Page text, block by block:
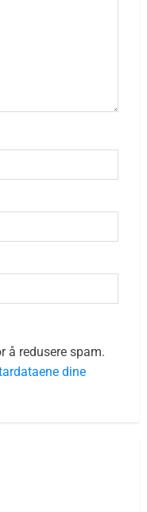
å redusere spam.
dine